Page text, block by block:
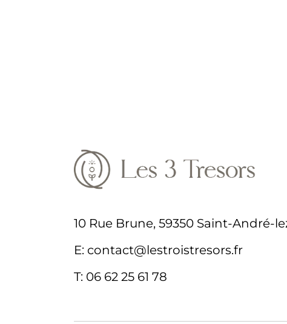
10 Rue Brune, 59350 Saint-André-
E: contact@lestroistresors.fr
T: 06 62 25 61 78